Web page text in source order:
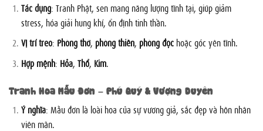
Tác dụng: Tranh Phật, sen mang năng lượng tĩnh tại, giúp giảm
stress, hóa giải hung khí, ổn định tinh thần.
Vị trí treo: Phòng thờ, phòng thiền, phòng đọchoặc góc yên tĩnh.
Hợp mệnh: Hỏa, Thổ, Kim.
Tranh Hoa Mẫu Đơn – Phú Quý & Vượng Duyên
Ý nghĩa: Mẫu đơn là loài hoa của sự vương giả, sắc đẹp và hôn nhân
viên mãn.